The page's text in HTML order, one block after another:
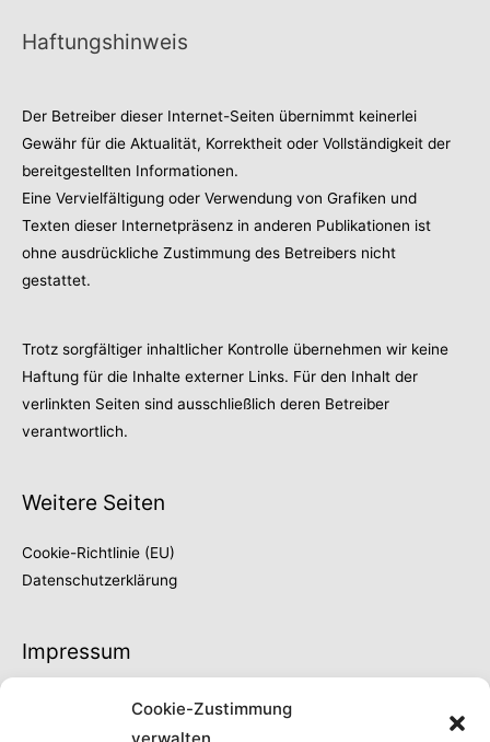
Cookie-Zustimmung
Haftungshinweis
Der Betreiber dieser Internet-Seiten übernimmt keinerlei
Gewähr für die Aktualität, Korrektheit oder Vollständigkeit der
bereitgestellten Informationen.
Eine Vervielfältigung oder Verwendung von Grafiken und
Texten dieser Internetpräsenz in anderen Publikationen ist
ohne ausdrückliche Zustimmung des Betreibers nicht
gestattet.
Trotz sorgfältiger inhaltlicher Kontrolle übernehmen wir keine
Haftung für die Inhalte externer Links. Für den Inhalt der
verlinkten Seiten sind ausschließlich deren Betreiber
verantwortlich.
Weitere Seiten
Cookie-Richtlinie (EU)
Datenschutzerklärung
Impressum